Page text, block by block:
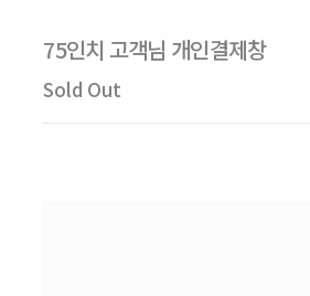
75인치 고객님 개인결제창
Sold Out